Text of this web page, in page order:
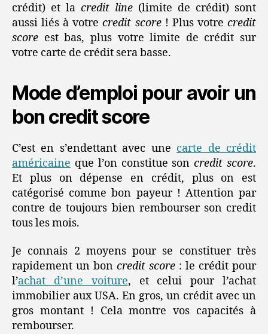
crédit) et la credit line (limite de crédit) sont
aussi liés à votrecredit score! Plus votrecredit
score est bas, plus votre limite de crédit sur
votre carte de crédit sera basse.
Mode d’emploi pour avoir un
bon credit score
C’est en s’endettant avec une carte de crédit
américaine que l’on constitue soncredit score.
Et plus on dépense en crédit, plus on est
catégorisé comme bon payeur ! Attention par
contre de toujours bien rembourser son credit
tous les mois.
Je connais 2 moyens pour se constituer très
rapidement un bon credit score : le crédit pour
l’achat d’une voiture, et celui pour l’achat
immobilier aux USA. En gros, un crédit avec un
gros montant ! Cela montre vos capacités à
rembourser.